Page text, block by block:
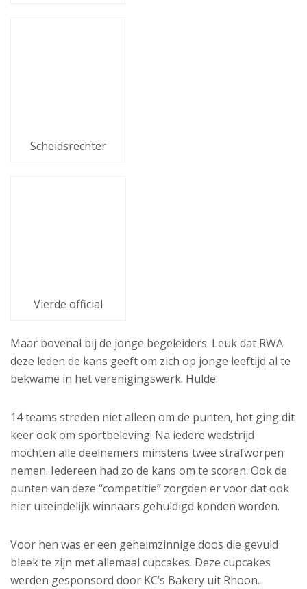
Scheidsrechter
Vierde official
Maar bovenal bij de jonge begeleiders. Leuk dat RWA
deze leden de kans geeft om zich op jonge leeftijd al te
bekwame in het verenigingswerk. Hulde.
14 teams streden niet alleen om de punten, het ging dit
keer ook om sportbeleving. Na iedere wedstrijd
mochten alle deelnemers minstens twee strafworpen
nemen. Iedereen had zo de kans om te scoren. Ook de
punten van deze “competitie” zorgden er voor dat ook
hier uiteindelijk winnaars gehuldigd konden worden.
Voor hen was er een geheimzinnige doos die gevuld
bleek te zijn met allemaal cupcakes. Deze cupcakes
werden gesponsord door KC’s Bakery uit Rhoon.